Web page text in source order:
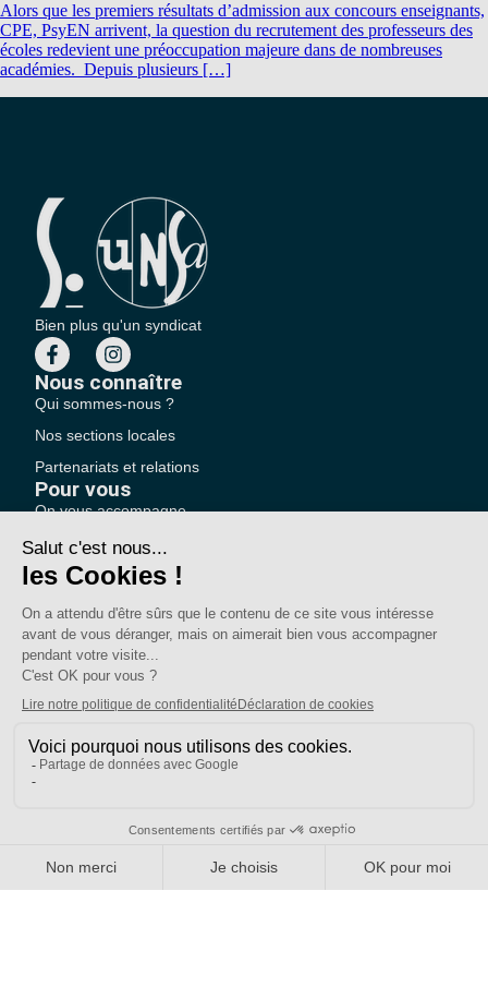
Alors que les premiers résultats d’admission aux concours enseignants,
CPE, PsyEN arrivent, la question du recrutement des professeurs des
écoles redevient une préoccupation majeure dans de nombreuses
académies. Depuis plusieurs […]
Bien plus qu'un syndicat
Nous connaître
Qui sommes-nous ?
Nos sections locales
Partenariats et relations
Pour vous
On vous accompagne
Pourquoi adhérer ?
Votre section locale
FAQ
Nous contacter
Votre espace